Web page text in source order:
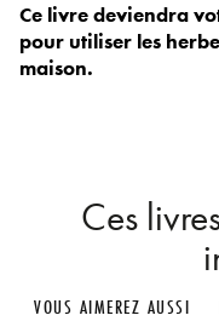
Ce livre deviendra
pour utiliser les
maison.
Ces
VOUS AIMEREZ AUSSI